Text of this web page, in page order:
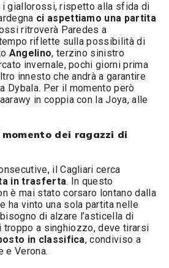
i giallorossi, rispetto alla sfida di
ci aspettiamo una partita
ritroverà Paredes a
riflette sulla possibilità di
Angelino, terzino sinistro
invernale, pochi giorni prima
innesto che andrà a garantire
Dybala. Per il momento però
in coppia con la Joya, alle
dei ragazzi di
il Cagliari cerca
in trasferta. In questo
è mai stato corsaro lontano dalla
ha vinto una sola partita nelle
di alzare l’asticella di
a singhiozzo, deve tirarsi
in classifica, condiviso a
e Verona.